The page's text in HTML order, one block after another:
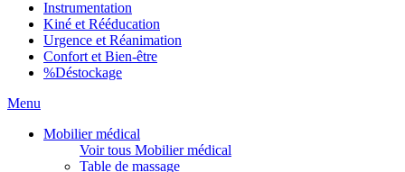
Instrumentation
Kiné et Rééducation
Urgence et Réanimation
Confort et Bien-être
%Déstockage
Menu
Mobilier médical
Voir tous Mobilier médical
Table de massage